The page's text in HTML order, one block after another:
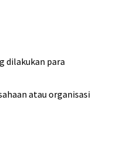
dilakukan para
atau organisasi